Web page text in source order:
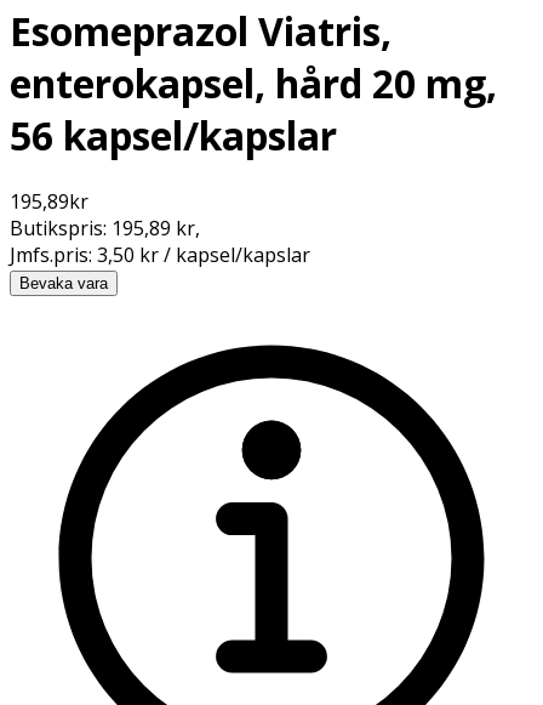
Esomeprazol Viatris,
enterokapsel, hård 20 mg,
56 kapsel/kapslar
195,89kr
Butikspris: 195,89 kr,
Jmfs.pris: 3,50 kr / kapsel/kapslar
Bevaka vara